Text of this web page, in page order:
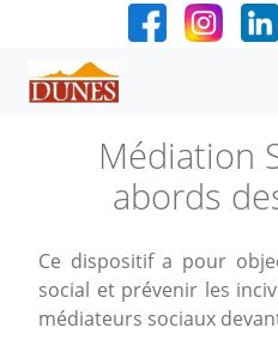
Aller au contenu principal
Médiation
abords
Ce dispositif a pour
social et prévenir les
médiateurs sociaux